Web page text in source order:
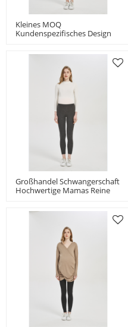
Kleines MOQ
Kundenspezifisches Design
Großhandel Schwangerschaft
Hochwertige Mamas Reine